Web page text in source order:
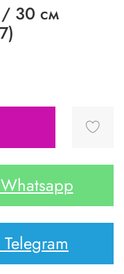
30 см